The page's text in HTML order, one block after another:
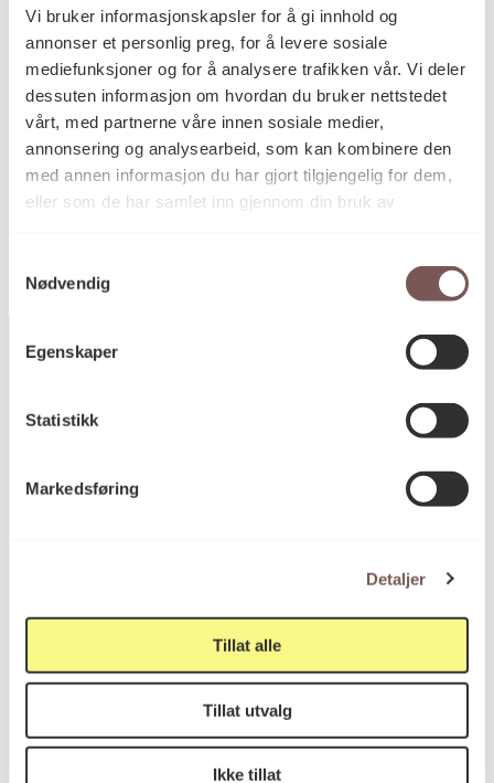
Vi bruker informasjonskapsler for å gi innhold og
annonser et personlig preg, for å levere sosiale
mediefunksjoner og for å analysere trafikken vår. Vi deler
dessuten informasjon om hvordan du bruker nettstedet
vårt, med partnerne våre innen sosiale medier,
annonsering og analysearbeid, som kan kombinere den
med annen informasjon du har gjort tilgjengelig for dem,
eller som de har samlet inn gjennom din bruk av
Nødvendig
Egenskaper
Statistikk
Markedsføring
Detaljer
Tillat alle
Tillat utvalg
Ikke tillat
Høyde: 50cm
Diameter: 0cm
Dybde: 0cm
Bredde: 70cm
Reference KORO.001350
Postadresse
post@koro.no
Besøksadresse